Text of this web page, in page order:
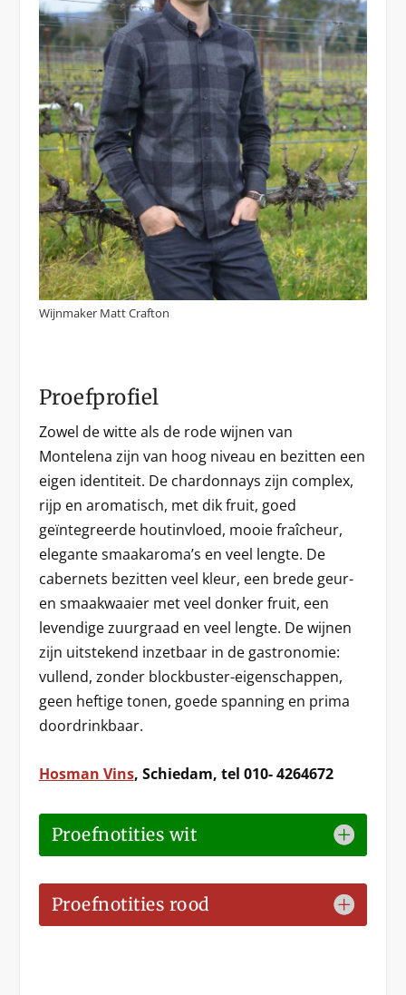
Wijnmaker Matt Crafton
Proefprofiel
Zowel de witte als de rode wijnen van
Montelena zijn van hoog niveau en bezitten een
eigen identiteit. De chardonnays zijn complex,
rijp en aromatisch, met dik fruit, goed
geïntegreerde houtinvloed, mooie fraîcheur,
elegante smaakaroma’s en veel lengte. De
cabernets bezitten veel kleur, een brede geur-
en smaakwaaier met veel donker fruit, een
levendige zuurgraad en veel lengte. De wijnen
zijn uitstekend inzetbaar in de gastronomie:
vullend, zonder blockbuster-eigenschappen,
geen heftige tonen, goede spanning en prima
doordrinkbaar.
Hosman Vins, Schiedam, tel 010- 4264672
Proefnotities wit
Proefnotities rood